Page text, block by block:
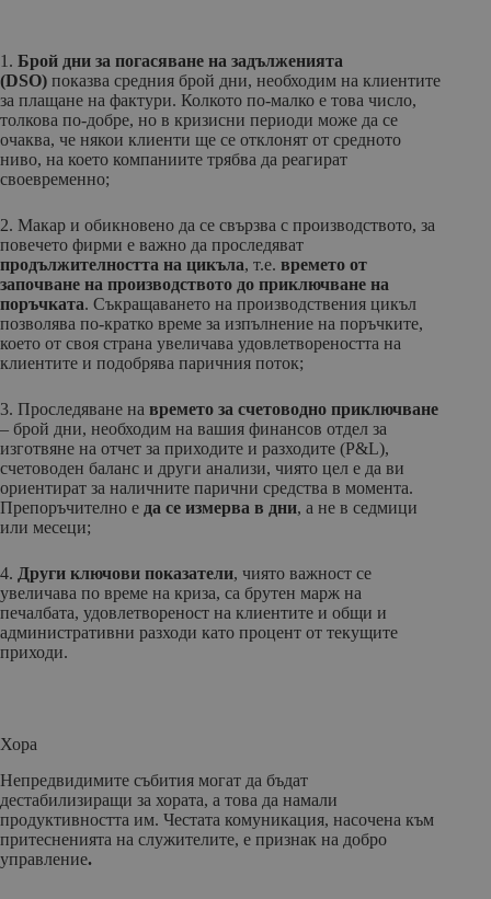
1. Брой дни за погасяване на задълженията
(DSO) показва средния брой дни, необходим на клиентите
за плащане на фактури. Колкото по-малко е това число,
толкова по-добре, но в кризисни периоди може да се
очаква, че някои клиенти ще се отклонят от средното
ниво, на което компаниите трябва да реагират
своевременно;
2. Макар и обикновено да се свързва с производството, за
повечето фирми е важно да проследяват
продължителността на цикъла, т.е. времето от
започване на производството до приключване на
поръчката. Съкращаването на производствения цикъл
позволява по-кратко време за изпълнение на поръчките,
което от своя страна увеличава удовлетвореността на
клиентите и подобрява паричния поток;
3. Проследяване на времето за счетоводно приключване
– брой дни, необходим на вашия финансов отдел за
изготвяне на отчет за приходите и разходите (P&L),
счетоводен баланс и други анализи, чиято цел е да ви
ориентират за наличните парични средства в момента.
Препоръчително е да се измерва в дни, а не в седмици
или месеци;
4. Други ключови показатели, чиято важност се
увеличава по време на криза, са брутен марж на
печалбата, удовлетвореност на клиентите и общи и
административни разходи като процент от текущите
приходи.
Хора
Непредвидимите събития могат да бъдат
дестабилизиращи за хората, а това да намали
продуктивността им. Честата комуникация, насочена към
притесненията на служителите, е признак на добро
управление.